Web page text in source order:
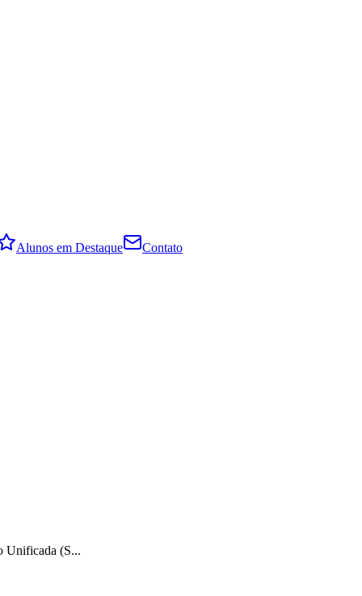
Alunos em Destaque Contato
Unificada (S...